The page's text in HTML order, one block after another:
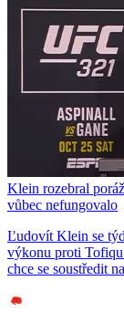
Klein rozebral
vůbec nefungovalo
Ľudovít Klein se
výkonu proti Tofiqu
chce se soustředit